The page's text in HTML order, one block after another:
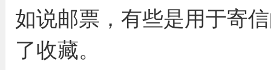
如说邮票，有些是用于寄
了收藏。